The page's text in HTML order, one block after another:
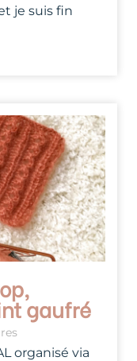
je suis fin
gaufré
organisé via